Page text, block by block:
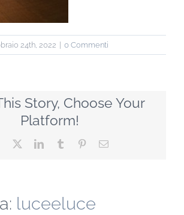
24th, 2022 0 Commenti
Story, Choose Your
Platform!
Facebook LinkedInTumblr PinterestEmail
luceeluce